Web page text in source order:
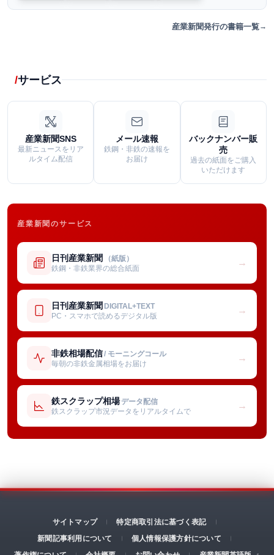
産業新聞発行の書籍一覧
サービス
産業新聞SNS
最新ニュースをリア
ルタイム配信
メール速報
鉄鋼・非鉄の速報を
お届け
バックナンバー販
売
過去の紙面をご購入
いただけます
産業新聞のサービス
日刊産業新聞 （紙版）
鉄鋼・非鉄業界の総合紙面
→
日刊産業新聞 DIGITAL+TEXT
PC・スマホで読めるデジタル版
→
非鉄相場配信/ モーニングコール
毎朝の非鉄金属相場をお届け
→
鉄スクラップ相場 データ配信
鉄スクラップ市況データをリアルタイムで
→
サイトマップ
特定商取引法に基づく表記
新聞記事利用について
個人情報保護方針について